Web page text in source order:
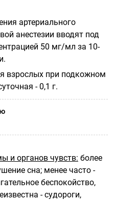
артериального
анестезии вводят под
50 мг/мл за 10-
взрослых при подкожном
- 0,1 г.
и органов чувств: более
сна; менее часто -
беспокойство,
- судороги,